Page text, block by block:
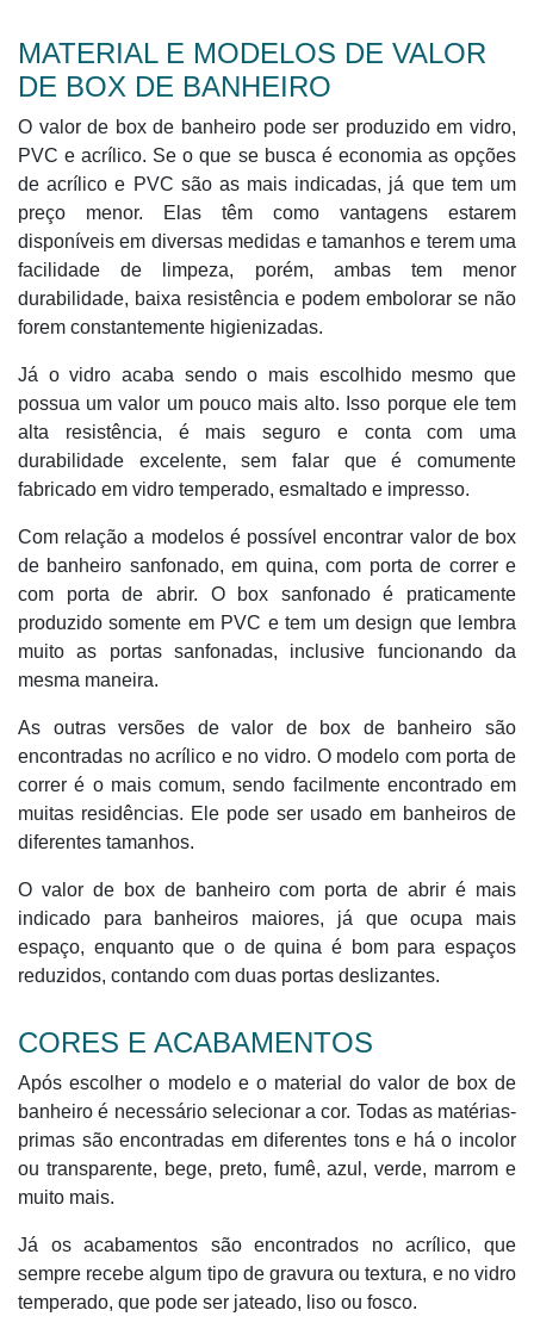
MATERIAL E MODELOS DE VALOR
DE BOX DE BANHEIRO
O valor de box de banheiro pode ser produzido em vidro,
PVC e acrílico. Se o que se busca é economia as opções
de acrílico e PVC são as mais indicadas, já que tem um
preço menor. Elas têm como vantagens estarem
disponíveis em diversas medidas e tamanhos e terem uma
facilidade de limpeza, porém, ambas tem menor
durabilidade, baixa resistência e podem embolorar se não
forem constantemente higienizadas.
Já o vidro acaba sendo o mais escolhido mesmo que
possua um valor um pouco mais alto. Isso porque ele tem
alta resistência, é mais seguro e conta com uma
durabilidade excelente, sem falar que é comumente
fabricado em vidro temperado, esmaltado e impresso.
Com relação a modelos é possível encontrar valor de box
de banheiro sanfonado, em quina, com porta de correr e
com porta de abrir. O box sanfonado é praticamente
produzido somente em PVC e tem um design que lembra
muito as portas sanfonadas, inclusive funcionando da
mesma maneira.
As outras versões de valor de box de banheiro são
encontradas no acrílico e no vidro. O modelo com porta de
correr é o mais comum, sendo facilmente encontrado em
muitas residências. Ele pode ser usado em banheiros de
diferentes tamanhos.
O valor de box de banheiro com porta de abrir é mais
indicado para banheiros maiores, já que ocupa mais
espaço, enquanto que o de quina é bom para espaços
reduzidos, contando com duas portas deslizantes.
CORES E ACABAMENTOS
Após escolher o modelo e o material do valor de box de
banheiro é necessário selecionar a cor. Todas as matérias-
primas são encontradas em diferentes tons e há o incolor
ou transparente, bege, preto, fumê, azul, verde, marrom e
muito mais.
Já os acabamentos são encontrados no acrílico, que
sempre recebe algum tipo de gravura ou textura, e no vidro
temperado, que pode ser jateado, liso ou fosco.